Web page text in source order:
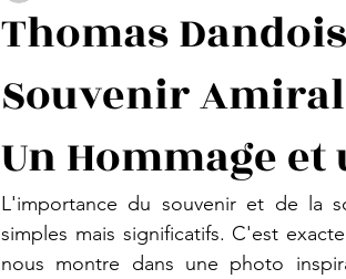
Thomas
Souvenir
Un Hommage
L'importance du souvenir et de la
simples mais significatifs. C'est
nous montre dans une photo